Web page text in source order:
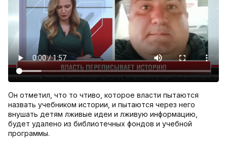
Он отметил, что то чтиво, которое власти пытаются
назвать учебником истории, и пытаются через него
внушать детям лживые идеи и лживую информацию,
будет удалено из библиотечных фондов и учебной
программы.